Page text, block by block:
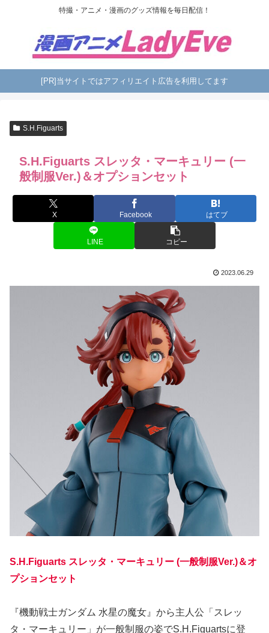
特撮・アニメ・漫画のグッズ情報を毎日配信！
[PR]当サイトではアフィリエイト広告を利用してます
S.H.Figuarts
S.H.Figuarts スレッタ・マーキュリー (一
般制服Ver.)＆オプションセット
X Facebook はてブ
LINE コピー
2023.06.29
S.H.Figuarts スレッタ・マーキュリー (一般制服Ver.)＆オ
プションセット
『機動戦士ガンダム 水星の魔女』から主人公「スレッ
タ・マーキュリー」が一般制服の姿でS.H.Figuartsに登